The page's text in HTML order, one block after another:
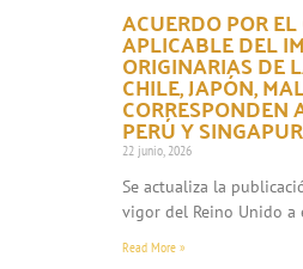
ACUERDO POR
APLICABLE DEL
ORIGINARIAS DE
CHILE, JAPÓN,
PERÚ Y
22 junio, 2026
Se actualiza la
vigor del Reino Unido a
Read More »